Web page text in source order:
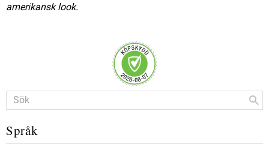
amerikansk look.
Språk